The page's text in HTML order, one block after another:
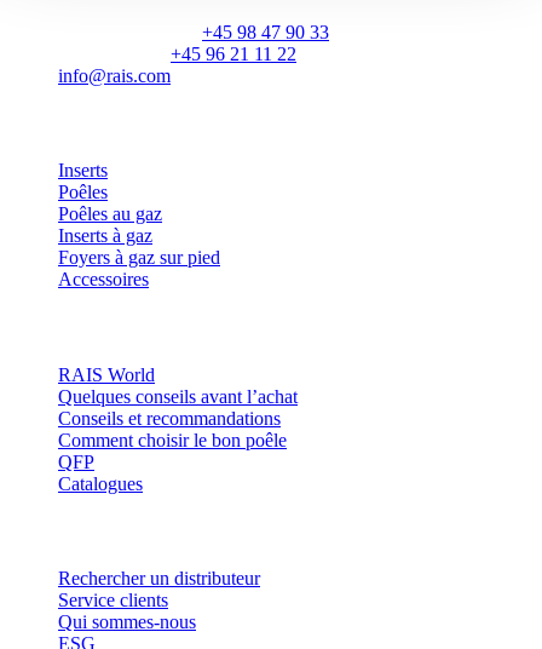
+45 98 47 90 33
+45 96 21 11 22
info@rais.com
Inserts
Poêles
Poêles au gaz
Inserts à gaz
Foyers à gaz sur pied
Accessoires
RAIS World
Quelques conseils avant l’achat
Conseils et recommandations
Comment choisir le bon poêle
QFP
Catalogues
Rechercher un distributeur
Service clients
Qui sommes-nous
ESG